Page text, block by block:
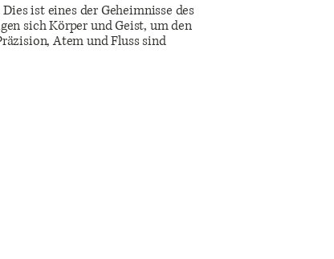
ist eines der Geheimnisse des
sich Körper und Geist, um den
Atem und Fluss sind